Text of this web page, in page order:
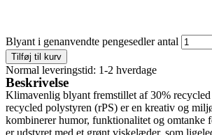
Blyant i genanvendte pengesedler antal
Tilføj til kurv
Normal leveringstid: 1-2 hverdage
Beskrivelse
Klimavenlig blyant fremstillet af 30% recycled
recycled polystyren (rPS) er en kreativ og
kombinerer humor, funktionalitet og omtanke
er udstyret med et grønt viskelæder, som